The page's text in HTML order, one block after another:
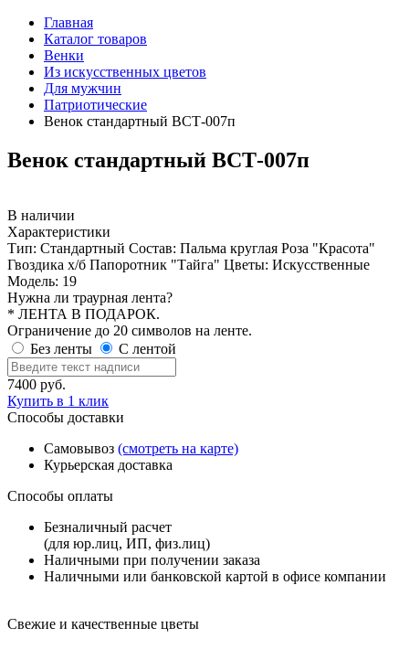
Главная
Каталог товаров
Венки
Из искусственных цветов
Для мужчин
Патриотические
Венок стандартный ВСТ-007п
Венок стандартный ВСТ-007п
В наличии
Характеристики
Тип: Стандартный Состав: Пальма круглая Роза "Красота"
Гвоздика х/б Папоротник "Тайга" Цветы: Искусственные
Модель: 19
Нужна ли траурная лента?
* ЛЕНТА В ПОДАРОК.
Ограничение до 20 символов на ленте.
Без ленты
С лентой
7400 руб.
Купить в 1 клик
Способы доставки
Самовывоз (смотреть на карте)
Курьерская доставка
Способы оплаты
Безналичный расчет
(для юр.лиц, ИП, физ.лиц)
Наличными при получении заказа
Наличными или банковской картой в офисе компании
Свежие и качественные цветы